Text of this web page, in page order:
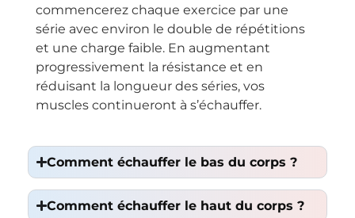
commencerez chaque exercice par une
série avec environ le double de répétitions
et une charge faible. En augmentant
progressivement la résistance et en
réduisant la longueur des séries, vos
muscles continueront à s’échauffer.
Comment échauffer le bas du corps ?
Comment échauffer le haut du corps ?